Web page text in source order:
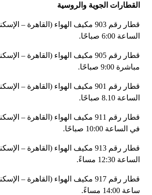
القطارات الجوية والروسية
قطار رقم 903 مكيف الهواء (القاهرة –
الساعة 6:00 صباحًا.
قطار رقم 905 مكيف الهواء (القاهرة –
مباشرة 9:00 صباحًا.
قطار رقم 901 مكيف الهواء (القاهرة –
الساعة 8.10 صباحًا.
قطار رقم 911 مكيف الهواء (القاهرة –
في الساعة 10:00 صباحًا.
قطار رقم 913 مكيف الهواء (القاهرة –
الساعة 12:30 مساءً.
ساعة 14:00 مساءً.